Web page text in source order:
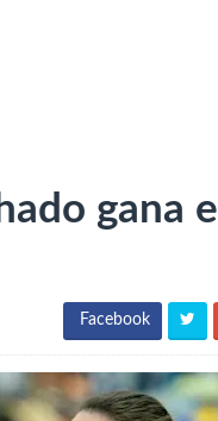
gana el
Facebook